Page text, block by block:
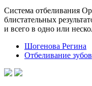
Система отбеливания
блистательных
и всего в одно или
Шогенова Регина
Отбеливание зубов